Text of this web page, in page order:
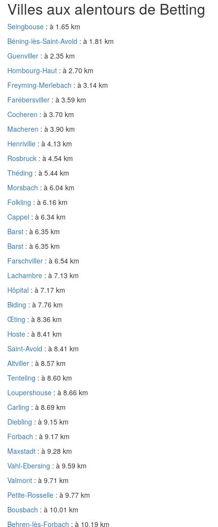
Villes aux alentours de Betting
Seingbouse : à 1.65 km
Béning-lès-Saint-Avold : à 1.81 km
Guenviller : à 2.35 km
Hombourg-Haut : à 2.70 km
Freyming-Merlebach : à 3.14 km
Farébersviller : à 3.59 km
Cocheren : à 3.70 km
Macheren : à 3.90 km
Henriville : à 4.13 km
Rosbruck : à 4.54 km
Théding : à 5.44 km
Morsbach : à 6.04 km
Folkling : à 6.16 km
Cappel : à 6.34 km
Barst : à 6.35 km
Barst : à 6.35 km
Farschviller : à 6.54 km
Lachambre : à 7.13 km
Hôpital : à 7.17 km
Biding : à 7.76 km
Œting : à 8.36 km
Hoste : à 8.41 km
Saint-Avold : à 8.41 km
Altviller : à 8.57 km
Tenteling : à 8.60 km
Loupershouse : à 8.66 km
Carling : à 8.69 km
Diebling : à 9.15 km
Forbach : à 9.17 km
Maxstadt : à 9.28 km
Vahl-Ebersing : à 9.59 km
Valmont : à 9.71 km
Petite-Rosselle : à 9.77 km
Bousbach : à 10.01 km
Behren-lès-Forbach : à 10.19 km